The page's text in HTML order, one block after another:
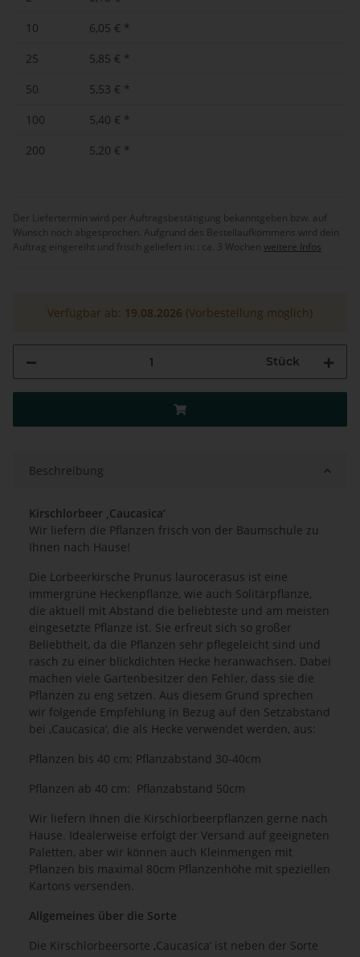
10
6,05 € *
25
5,85 € *
50
5,53 € *
100
5,40 € *
200
5,20 € *
Der Liefertermin wird per Auftragsbestätigung bekanntgeben bzw. auf
Wunsch noch abgesprochen. Aufgrund des Bestellaufkommens wird dein
Auftrag eingereiht und frisch geliefert in: : ca. 3 Wochen weitere Infos
Verfügbar ab: 19.08.2026 (Vorbestellung möglich)
Stück
Beschreibung
Kirschlorbeer ‚Caucasica‘
Wir liefern die Pflanzen frisch von der Baumschule zu
Ihnen nach Hause!
Die Lorbeerkirsche Prunus laurocerasus ist eine
immergrüne Heckenpflanze, wie auch Solitärpflanze,
die aktuell mit Abstand die beliebteste und am meisten
eingesetzte Pflanze ist. Sie erfreut sich so großer
Beliebtheit, da die Pflanzen sehr pflegeleicht sind und
rasch zu einer blickdichten Hecke heranwachsen. Dabei
machen viele Gartenbesitzer den Fehler, dass sie die
Pflanzen zu eng setzen. Aus diesem Grund sprechen
wir folgende Empfehlung in Bezug auf den Setzabstand
bei ‚Caucasica‘, die als Hecke verwendet werden, aus:
Pflanzen bis 40 cm: Pflanzabstand 30-40cm
Pflanzen ab 40 cm: Pflanzabstand 50cm
Wir liefern Ihnen die Kirschlorbeerpflanzen gerne nach
Hause. Idealerweise erfolgt der Versand auf geeigneten
Paletten, aber wir können auch Kleinmengen mit
Pflanzen bis maximal 80cm Pflanzenhöhe mit speziellen
Kartons versenden.
Allgemeines über die Sorte
Die Kirschlorbeersorte ‚Caucasica‘ ist neben der Sorte